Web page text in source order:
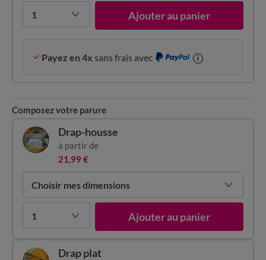
1 Ajouter au panier
Payez en 4x sans frais avec i
Composez votre parure
Choisir mes dimensions
1 Ajouter au panier
Drap-housse
à partir de
21,99 €
Drap plat